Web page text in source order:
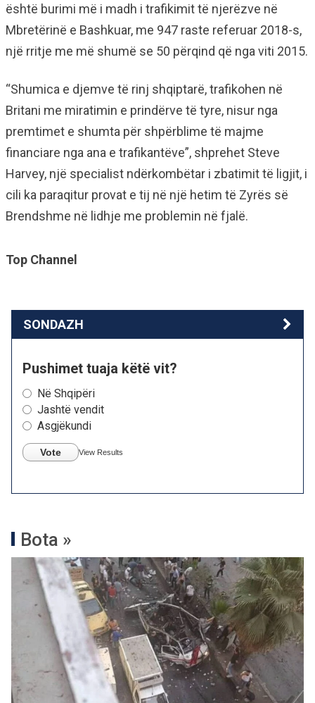
është burimi më i madh i trafikimit të njerëzve në
Mbretërinë e Bashkuar, me 947 raste referuar 2018-s,
një rritje me më shumë se 50 përqind që nga viti 2015.
“Shumica e djemve të rinj shqiptarë, trafikohen në
Britani me miratimin e prindërve të tyre, nisur nga
premtimet e shumta për shpërblime të majme
financiare nga ana e trafikantëve”, shprehet Steve
Harvey, një specialist ndërkombëtar i zbatimit të ligjit, i
cili ka paraqitur provat e tij në një hetim të Zyrës së
Brendshme në lidhje me problemin në fjalë.
Top Channel
SONDAZH
Pushimet tuaja këtë vit?
Në Shqipëri
Jashtë vendit
Asgjëkundi
Vote View Results
Bota »